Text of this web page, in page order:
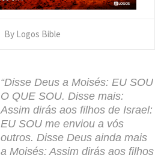
By Logos Bible
“Disse Deus a Moisés: EU SOU
O QUE SOU. Disse mais:
Assim dirás aos filhos de Israel:
EU SOU me enviou a vós
outros. Disse Deus ainda mais
a Moisés: Assim dirás aos filhos